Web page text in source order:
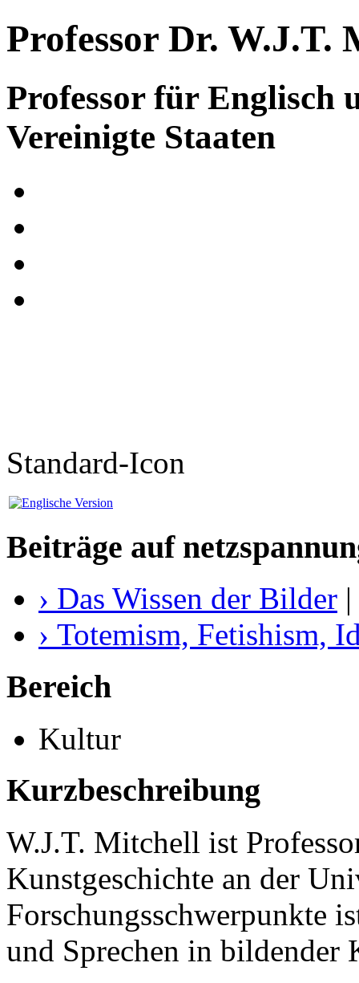
Professor Dr. W.J.T.
Professor für Englisch
Vereinigte Staaten
Standard-Icon
Beiträge auf
› Das Wissen der Bilder |
› Totemism, Fetishism,
Bereich
Kultur
Kurzbeschreibung
W.J.T. Mitchell ist
Kunstgeschichte an der
Forschungsschwerpunkte
und Sprechen in